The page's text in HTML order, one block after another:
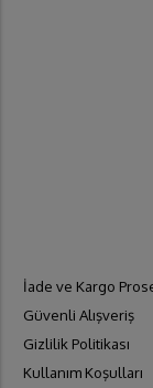
İade ve Kargo
Güvenli Alışveriş
Gizlilik Politikası
Kullanım Koşulları